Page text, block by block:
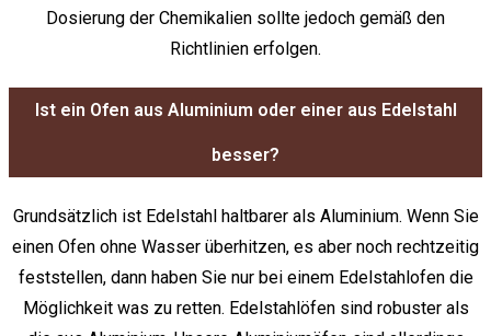
Dosierung der Chemikalien sollte jedoch gemäß den
Richtlinien erfolgen.
Ist ein Ofen aus Aluminium oder einer aus Edelstahl
besser?
Grundsätzlich ist Edelstahl haltbarer als Aluminium. Wenn Sie
einen Ofen ohne Wasser überhitzen, es aber noch rechtzeitig
feststellen, dann haben Sie nur bei einem Edelstahlofen die
Möglichkeit was zu retten. Edelstahlöfen sind robuster als